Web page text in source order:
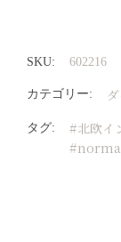
SKU: 602216
カテゴリー:
タグ: #北欧イ